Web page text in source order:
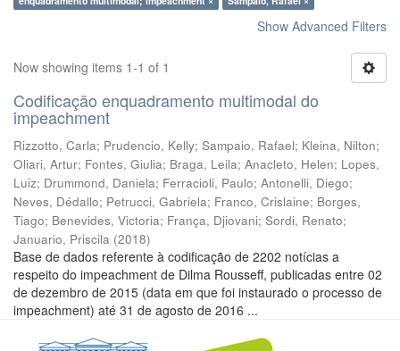
Show Advanced Filters
Now showing items 1-1 of 1
Codificação enquadramento multimodal do
impeachment
Rizzotto, Carla; Prudencio, Kelly; Sampaio, Rafael; Kleina, Nilton;
Oliari, Artur; Fontes, Giulia; Braga, Leila; Anacleto, Helen; Lopes,
Luiz; Drummond, Daniela; Ferracioli, Paulo; Antonelli, Diego;
Neves, Dédallo; Petrucci, Gabriela; Franco, Crislaine; Borges,
Tiago; Benevides, Victoria; França, Djiovani; Sordi, Renato;
Januario, Priscila (2018)
Base de dados referente à codificação de 2202 notícias a
respeito do impeachment de Dilma Rousseff, publicadas entre 02
de dezembro de 2015 (data em que foi instaurado o processo de
impeachment) até 31 de agosto de 2016 ...